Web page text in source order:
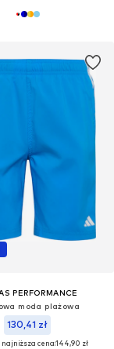
PERFORMANCE
moda plażowa
130,41 zł
cena:144,90 zł